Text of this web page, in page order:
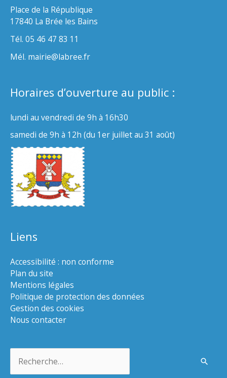
Place de la République
17840 La Brée les Bains
Tél. 05 46 47 83 11
Mél. mairie@labree.fr
Horaires d’ouverture au public :
lundi au vendredi de 9h à 16h30
samedi de 9h à 12h (du 1er juillet au 31 août)
Liens
Accessibilité : non conforme
Plan du site
Mentions légales
Politique de protection des données
Gestion des cookies
Nous contacter